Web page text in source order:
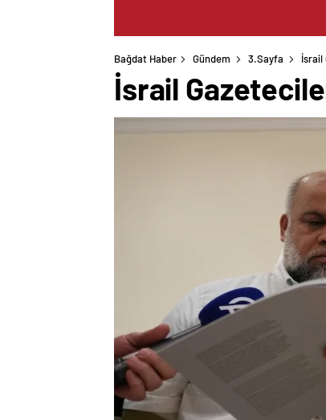
Bağdat Haber Gündem 3.Sayfa İsrail
İsrail